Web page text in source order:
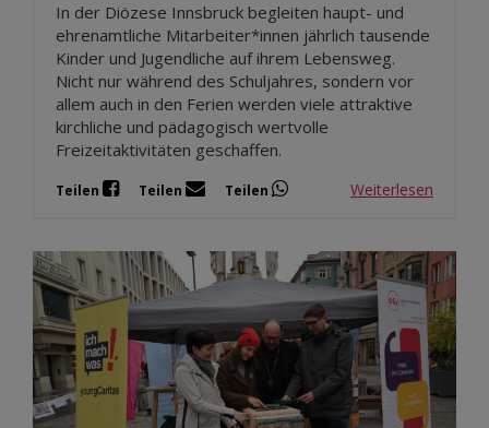
In der Diözese Innsbruck begleiten haupt- und
ehrenamtliche Mitarbeiter*innen jährlich tausende
Kinder und Jugendliche auf ihrem Lebensweg.
Nicht nur während des Schuljahres, sondern vor
allem auch in den Ferien werden viele attraktive
kirchliche und pädagogisch wertvolle
Freizeitaktivitäten geschaffen.
Teilen Teilen Teilen Weiterlesen